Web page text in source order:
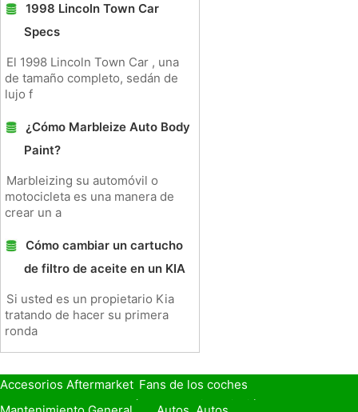
1998 Lincoln Town Car
Specs
El 1998 Lincoln Town Car , una
de tamaño completo, sedán de
lujo f
¿Cómo Marbleize Auto Body
Paint?
Marbleizing su automóvil o
motocicleta es una manera de
crear un a
Cómo cambiar un cartucho
de filtro de aceite en un KIA
Si usted es un propietario Kia
tratando de hacer su primera
ronda
Accesorios Aftermarket Fans de los coches
Seguro de Coche
Préstamos y Financiación